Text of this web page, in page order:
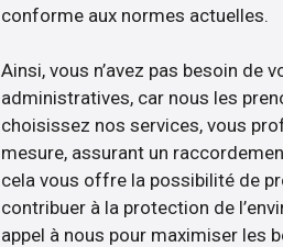
conforme aux normes actuelles.
Ainsi, vous n’avez pas besoin de
administratives, car nous les
choisissez nos services, vous
mesure, assurant un
cela vous offre la possibilité de
contribuer à la protection de
appel à nous pour maximiser les